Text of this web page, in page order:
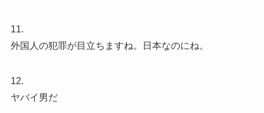
11.
外国人の犯罪が目立ちますね。日本なのにね。
12.
ヤバイ男だ